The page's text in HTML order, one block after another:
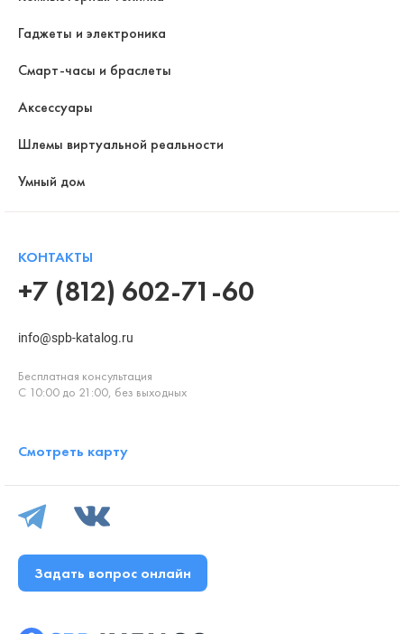
Гаджеты и электроника
Смарт-часы и браслеты
Аксессуары
Шлемы виртуальной реальности
Умный дом
КОНТАКТЫ
+7 (812) 602-71-60
info@spb-katalog.ru
Бесплатная консультация
С 10:00 до 21:00, без выходных
Смотреть карту
Задать вопрос онлайн